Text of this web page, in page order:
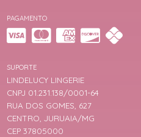
PAGAMENTO
SUPORTE
LINDELUCY LINGERIE
CNPJ 01.231.138/0001-64
RUA DOS GOMES, 627
CENTRO, JURUAIA/MG
CEP 37805000